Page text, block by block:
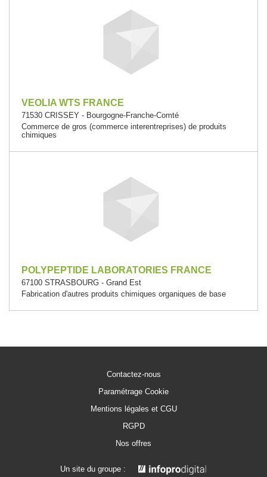
VEOLIA WTS FRANCE
71530 CRISSEY - Bourgogne-Franche-Comté
Commerce de gros (commerce interentreprises) de produits
chimiques
POLYPEPTIDE LABORATORIES FRANCE
67100 STRASBOURG - Grand Est
Fabrication d'autres produits chimiques organiques de base
Contactez-nous
Paramétrage Cookie
Mentions légales et CGU
RGPD
Nos offres
Un site du groupe :